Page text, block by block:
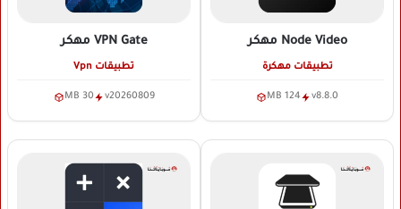
Node Video مهكر
تطبيقات مهكرة
v8.8.0
124 MB
VPN Gate مهكر
تطبيقات Vpn
v20260809
30 MB